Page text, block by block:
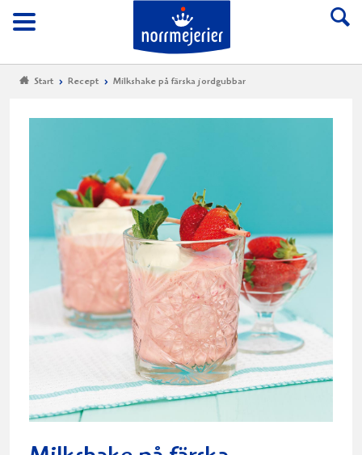
Meny
Till Norrmejerier
Start Recept Milkshake på färska jordgubbar